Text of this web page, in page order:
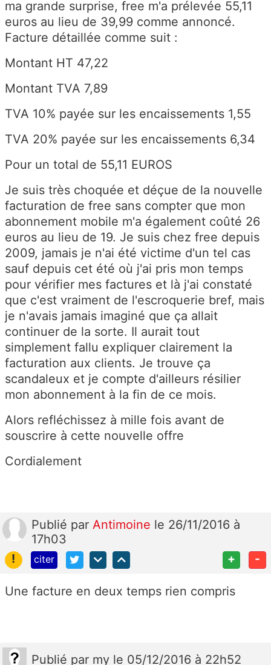
ma grande surprise, free m'a prélevée 55,11
euros au lieu de 39,99 comme annoncé.
Facture détaillée comme suit :
Montant HT 47,22
Montant TVA 7,89
TVA 10% payée sur les encaissements 1,55
TVA 20% payée sur les encaissements 6,34
Pour un total de 55,11 EUROS
Je suis très choquée et déçue de la nouvelle
facturation de free sans compter que mon
abonnement mobile m'a également coûté 26
euros au lieu de 19. Je suis chez free depuis
2009, jamais je n'ai été victime d'un tel cas
sauf depuis cet été où j'ai pris mon temps
pour vérifier mes factures et là j'ai constaté
que c'est vraiment de l'escroquerie bref, mais
je n'avais jamais imaginé que ça allait
continuer de la sorte. Il aurait tout
simplement fallu expliquer clairement la
facturation aux clients. Je trouve ça
scandaleux et je compte d'ailleurs résilier
mon abonnement à la fin de ce mois.
Alors refléchissez à mille fois avant de
souscrire à cette nouvelle offre
Cordialement
Publié par Antimoine le 26/11/2016 à
17h03
!
citer + -
Une facture en deux temps rien compris
Publié par my le 05/12/2016 à 22h52